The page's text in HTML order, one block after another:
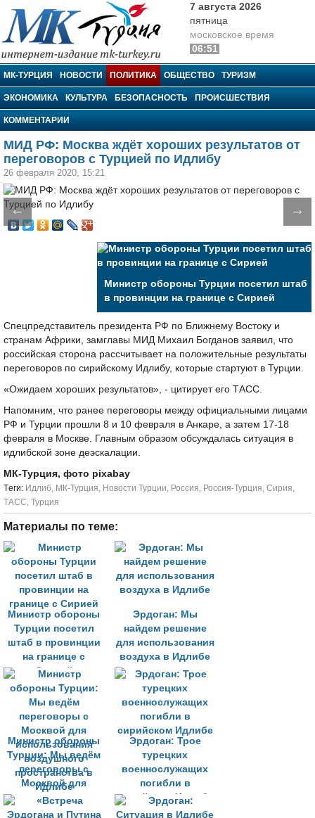
МК-Турция
7 августа 2026
пятница
московское время
06:51
МК-ТУРЦИЯ НОВОСТИ ПОЛИТИКА ОБЩЕСТВО ТУРИЗМ
ЭКОНОМИКА КУЛЬТУРА БЕЗОПАСНОСТЬ ПРОИСШЕСТВИЯ
КОММЕНТАРИИ
МИД РФ: Москва ждёт хороших результатов от
переговоров с Турцией по Идлибу
26 февраля 2020, 15:21
← →
Министр обороны Турции посетил штаб
в провинции на границе с Сирией
Спецпредставитель президента РФ по Ближнему Востоку и
странам Африки, замглавы МИД Михаил Богданов заявил, что
российская сторона рассчитывает на положительные результаты
переговоров по сирийскому Идлибу, которые стартуют в Турции.
«Ожидаем хороших результатов», - цитирует его ТАСС.
Напомним, что ранее переговоры между официальными лицами
РФ и Турции прошли 8 и 10 февраля в Анкаре, а затем 17-18
февраля в Москве. Главным образом обсуждалась ситуация в
идлибской зоне деэскалации.
МК-Турция, фото pixabay
Tеги: Идлиб, МК-Турция, Новости Турции, Россия, Россия-Турция, Сирия,
ТАСС, Турция
Материалы по теме:
Министр обороны
Турции посетил
штаб в провинции
на границе с
Сирией
Эрдоган: Мы
найдем решение
для использования
воздуха в Идлибе
Министр обороны
Турции: Мы ведём
переговоры с
Москвой для
использования
воздушного
Эрдоган: Трое
турецких
военнослужащих
погибли в
сирийском Идлибе